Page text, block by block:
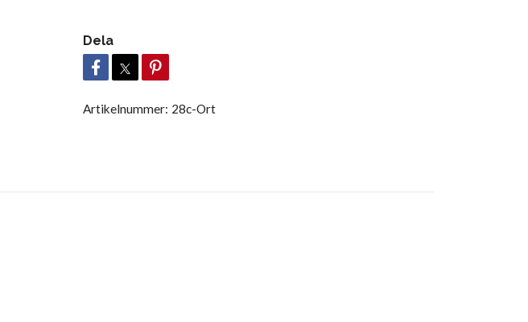
Dela
Artikelnummer: 28c-Ort